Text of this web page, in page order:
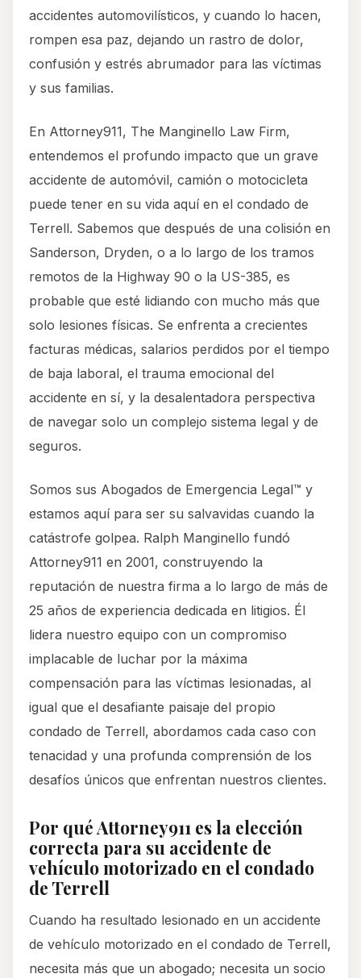
accidentes automovilísticos, y cuando lo hacen,
rompen esa paz, dejando un rastro de dolor,
confusión y estrés abrumador para las víctimas
y sus familias.
En Attorney911, The Manginello Law Firm,
entendemos el profundo impacto que un grave
accidente de automóvil, camión o motocicleta
puede tener en su vida aquí en el condado de
Terrell. Sabemos que después de una colisión en
Sanderson, Dryden, o a lo largo de los tramos
remotos de la Highway 90 o la US-385, es
probable que esté lidiando con mucho más que
solo lesiones físicas. Se enfrenta a crecientes
facturas médicas, salarios perdidos por el tiempo
de baja laboral, el trauma emocional del
accidente en sí, y la desalentadora perspectiva
de navegar solo un complejo sistema legal y de
seguros.
Somos sus Abogados de Emergencia Legal™ y
estamos aquí para ser su salvavidas cuando la
catástrofe golpea. Ralph Manginello fundó
Attorney911 en 2001, construyendo la
reputación de nuestra firma a lo largo de más de
25 años de experiencia dedicada en litigios. Él
lidera nuestro equipo con un compromiso
implacable de luchar por la máxima
compensación para las víctimas lesionadas, al
igual que el desafiante paisaje del propio
condado de Terrell, abordamos cada caso con
tenacidad y una profunda comprensión de los
desafíos únicos que enfrentan nuestros clientes.
Por qué Attorney911 es la elección
correcta para su accidente de
vehículo motorizado en el condado
de Terrell
Cuando ha resultado lesionado en un accidente
de vehículo motorizado en el condado de Terrell,
necesita más que un abogado; necesita un socio